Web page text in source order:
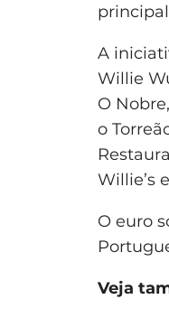
A
Willie
O
o
Willie’s
O euro
Veja